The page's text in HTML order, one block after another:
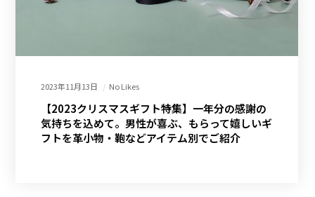
2023年11月13日 No Likes
【2023クリスマスギフト特集】一年分の感謝の
気持ちを込めて。男性が喜ぶ、もらって嬉しいギ
フトを革小物・鞄などアイテム別でご紹介